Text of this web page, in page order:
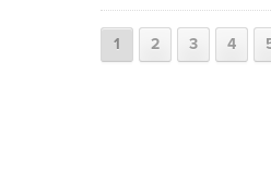
1 2 3 4